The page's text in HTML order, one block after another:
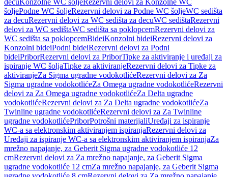
decuKonzolne WC šoljeRezervni delovi za Konzolne WC
šoljePodne WC šoljeRezervni delovi za Podne WC šoljeWC sedišta
za decuRezervni delovi za WC sedišta za decuWC sedištaRezervni
delovi za WC sedištaWC sedišta sa poklopcemRezervni delovi za
WC sedišta sa poklopcemBideiKonzolni bideiRezervni delovi za
Konzolni bideiPodni bideiRezervni delovi za Podni
bideiPriborRezervni delovi za PriborTipke za aktiviranje i uređaji za
ispiranje WC šoljaTipke za aktiviranjeRezervni delovi za Tipke za
aktiviranjeZa Sigma ugradne vodokotlićeRezervni delovi za Za
Sigma ugradne vodokotlićeZa Omega ugradne vodokotlićeRezervni
delovi za Za Omega ugradne vodokotlićeZa Delta ugradne
vodokotlićeRezervni delovi za Za Delta ugradne vodokotlićeZa
Twinline ugradne vodokotlićeRezervni delovi za Za Twinline
ugradne vodokotlićePriborPotrošni materijaliUređaji za ispiranje
WC-a sa elektronskim aktiviranjem ispiranjaRezervni delovi za
Uređaji za ispiranje WC-a sa elektronskim aktiviranjem ispiranjaZa
mrežno napajanje, za Geberit Sigma ugradne vodokotliće 12
cmRezervni delovi za Za mrežno napajanje, za Geberit Sigma
ugradne vodokotliće 12 cmZa mrežno napajanje, za Geberit Sigma